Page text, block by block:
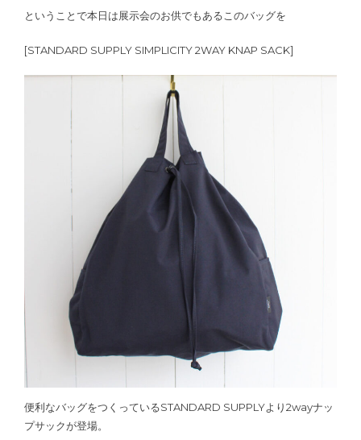
ということで本日は展示会のお供でもあるこのバッグを
[STANDARD SUPPLY SIMPLICITY 2WAY KNAP SACK]
便利なバッグをつくっているSTANDARD SUPPLYより2wayナッ
プサックが登場。